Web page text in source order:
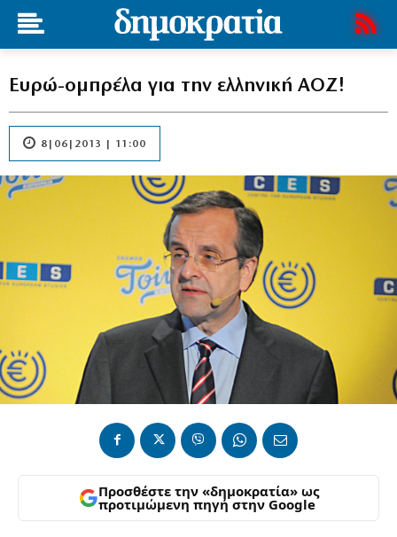
Ευρώ-ομπρέλα για την ελληνική ΑΟΖ!
8|06|2013 | 11:00
Προσθέστε την «δημοκρατία» ως
προτιμώμενη πηγή στην Google